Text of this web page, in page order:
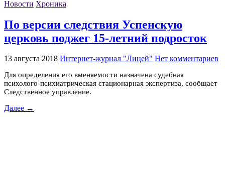
Новости Хроника
По версии следствия Успенскую
церковь поджег 15-летний подросток
13 августа 2018 Интернет-журнал "Лицей" Нет комментариев
Для определения его вменяемости назначена судебная
психолого-психиатрическая стационарная экспертиза, сообщает
Следственное управление.
Далее →